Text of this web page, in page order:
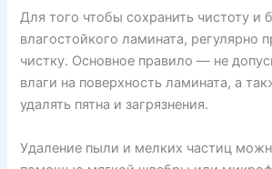
Для того чтобы сохранить чистоту и
влагостойкого ламината, регулярно
чистку. Основное правило — не
влаги на поверхность ламината, а
удалять пятна и загрязнения.
Удаление пыли и мелких частиц